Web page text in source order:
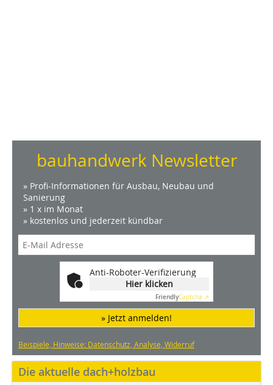
bauhandwerk Newsletter
» Profi-Informationen für Ausbau, Neubau und
Sanierung
» 1 x im Monat
» kostenlos und jederzeit kündbar
Anti-Roboter-Verifizierung
Hier klicken
FriendlyCaptcha ⇗
» Jetzt anmelden!
Beispiele, Hinweise: Datenschutz, Analyse, Widerruf
Die aktuelle dach+holzbau